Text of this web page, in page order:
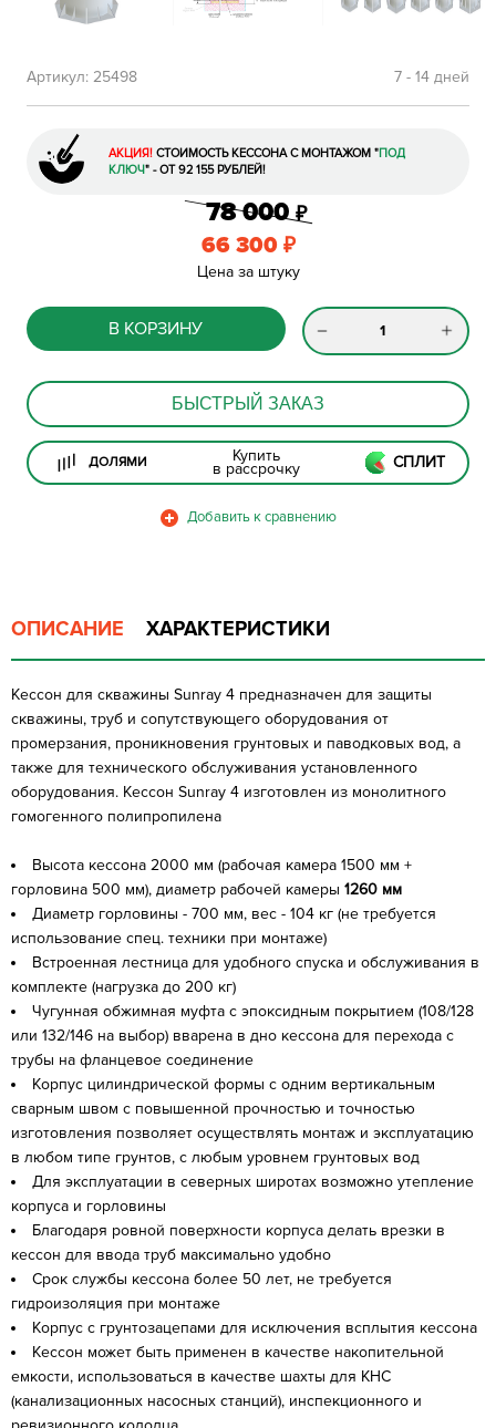
7 - 14 дней
Артикул: 25498
АКЦИЯ!СТОИМОСТЬ КЕССОНА С МОНТАЖОМ"ПОД
КЛЮЧ"- ОТ 92 155 РУБЛЕЙ!
78 000₽
66 300 ₽
Цена за штуку
В КОРЗИНУ
БЫСТРЫЙ ЗАКАЗ
ДОЛЯМИ Купить
в рассрочку СПЛИТ
ОПИСАНИЕ ХАРАКТЕРИСТИКИ
Кессон для скважины Sunray 4 предназначен для защиты
скважины, труб и сопутствующего оборудования от
промерзания, проникновения грунтовых и паводковых вод, а
также для технического обслуживания установленного
оборудования. Кессон Sunray 4 изготовлен из монолитного
гомогенного полипропилена
Высота кессона 2000 мм (рабочая камера 1500 мм +
горловина 500 мм), диаметр рабочей камеры 1260 мм
Диаметр горловины - 700 мм, вес - 104 кг (не требуется
использование спец. техники при монтаже)
Встроенная лестница для удобного спуска и обслуживания в
комплекте (нагрузка до 200 кг)
Чугунная обжимная муфта с эпоксидным покрытием (108/128
или 132/146 на выбор) вварена в дно кессона для перехода с
трубы на фланцевое соединение
Корпус цилиндрической формы с одним вертикальным
сварным швом с повышенной прочностью и точностью
изготовления позволяет осуществлять монтаж и эксплуатацию
в любом типе грунтов, с любым уровнем грунтовых вод
Для эксплуатации в северных широтах возможно утепление
корпуса и горловины
Благодаря ровной поверхности корпуса делать врезки в
кессон для ввода труб максимально удобно
Срок службы кессона более 50 лет, не требуется
гидроизоляция при монтаже
Корпус с грунтозацепами для исключения всплытия кессона
Кессон может быть применен в качестве накопительной
емкости, использоваться в качестве шахты для КНС
(канализационных насосных станций), инспекционного и